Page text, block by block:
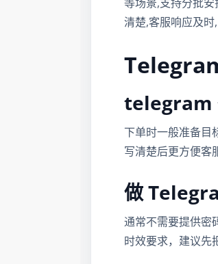
清楚,客服响应及时,
telegram
下单时一般准备目
写清楚后更方便客
做
通常不需要提供密
时效要求，建议先